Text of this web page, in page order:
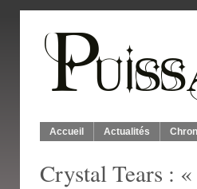
Accueil Actualités
Crystal Tears :